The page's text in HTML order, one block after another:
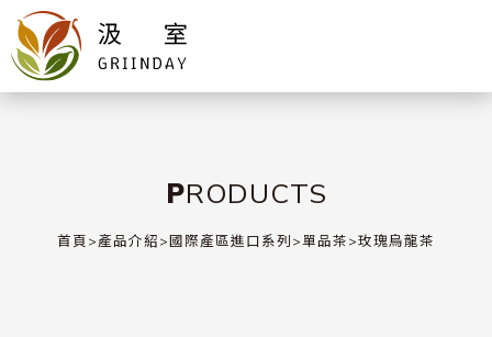
PRODUCTS
首頁>產品介紹>國際產區進口系列>單品茶>玫瑰烏龍茶